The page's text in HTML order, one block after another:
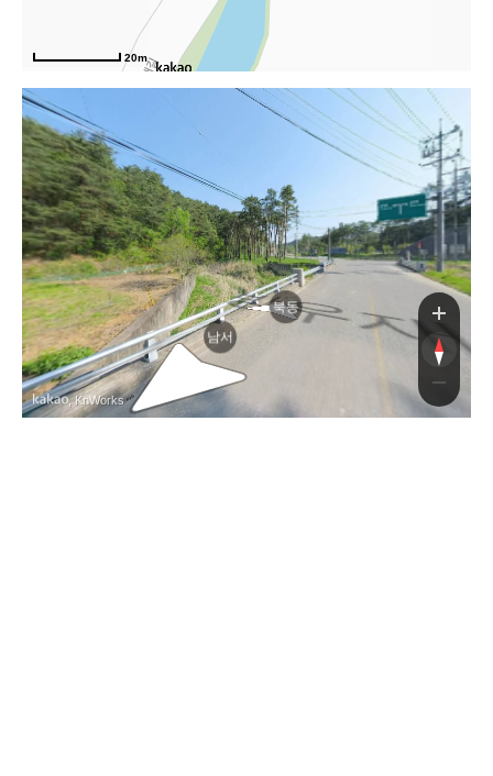
20m 방
방
남서
북동
, KnWorks